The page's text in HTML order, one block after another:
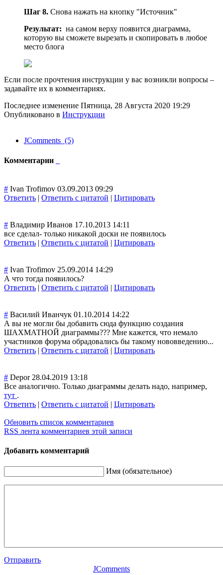
Шаг 8. Снова нажать на кнопку "Источник"
Результат: на самом верху появится диаграмма,
которую вы сможете вырезать и скопировать в любое
место блога
Если после прочтения инструкции у вас возникли вопросы –
задавайте их в комментариях.
Последнее изменение Пятница, 28 Августа 2020 19:29
Опубликовано в Инструкции
JComments (5)
Комментарии
# Ivan Trofimov 03.09.2013 09:29
Ответить | Ответить с цитатой | Цитировать
# Владимир Иванов 17.10.2013 14:11
все сделал- только никакой доски не появилось
Ответить | Ответить с цитатой | Цитировать
# Ivan Trofimov 25.09.2014 14:29
А что тогда появилось?
Ответить | Ответить с цитатой | Цитировать
# Василий Иванчук 01.10.2014 14:22
А вы не могли бы добавить сюда функцию создания
ШАХМАТНОЙ диаграммы??? Мне кажется, что немало
участников форума обрадовались бы такому нововведению...
Ответить | Ответить с цитатой | Цитировать
# Depor 28.04.2019 13:18
Все аналогично. Только диаграммы делать надо, например,
тут .
Ответить | Ответить с цитатой | Цитировать
Обновить список комментариев
RSS лента комментариев этой записи
Добавить комментарий
Имя (обязательное)
Отправить
JComments